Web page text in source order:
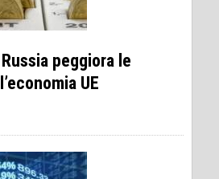
peggiora le
UE